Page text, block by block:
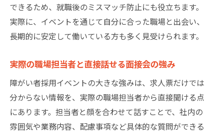
できるため、就職後のミスマッチ防止にも役立ちます。
実際に、イベントを通じて自分に合った職場と出会い、
長期的に安定して働いている方も多く見受けられます。
実際の職場担当者と直接話せる面接会の強み
障がい者採用イベントの大きな強みは、求人票だけでは
分からない情報を、実際の職場担当者から直接聞ける点
にあります。担当者と顔を合わせて話すことで、社内の
雰囲気や業務内容、配慮事項など具体的な質問ができる